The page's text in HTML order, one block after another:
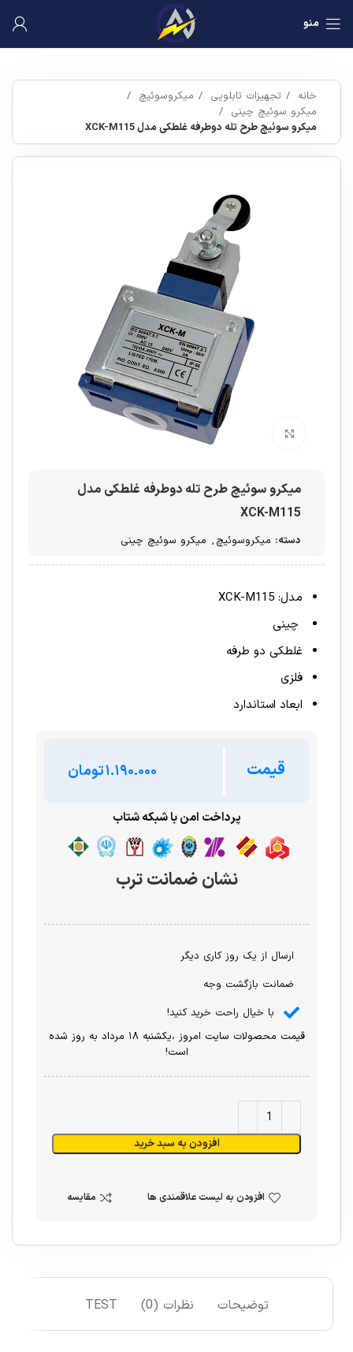
منو
خانه تجهیزات تابلویی
میکروسوئیچ
میکرو سوئیچ چینی
میکرو سوئیچ طرح تله دوطرفه غلطکی مدل XCK-M115
برای بزرگنمایی کلیک کنید
میکرو سوئیچ طرح تله دوطرفه غلطکی مدل
XCK-M115
دسته: میکروسوئیچ , میکرو سوئیچ چینی
مدل: XCK-M115
چینی
غلطکی دو طرفه
فلزی
ابعاد استاندارد
قیمت تومان
پرداخت امن با شبکه شتاب
نشان ضمانت ترب
ارسال از یک روز کاری دیگر
ضمانت بازگشت وجه
با خیال راحت خرید کنید!
قیمت محصولات سایت امروز ،یکشنبه ۱۸ مرداد به روز شده
است!
افزودن به سبد خرید
افزودن به لیست علاقمندی ها مقایسه
توضیحات نظرات (0) TEST